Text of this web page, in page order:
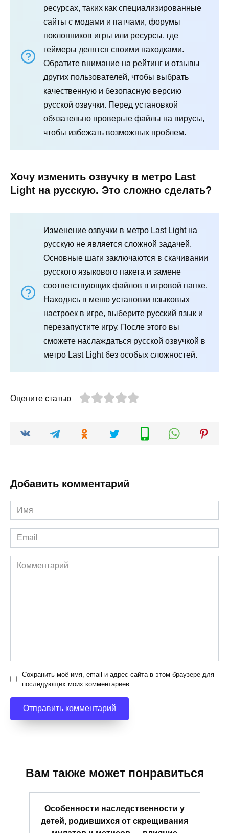
ресурсах, таких как специализированные
сайты с модами и патчами, форумы
поклонников игры или ресурсы, где
геймеры делятся своими находками.
Обратите внимание на рейтинг и отзывы
других пользователей, чтобы выбрать
качественную и безопасную версию
русской озвучки. Перед установкой
обязательно проверьте файлы на вирусы,
чтобы избежать возможных проблем.
Хочу изменить озвучку в метро Last
Light на русскую. Это сложно сделать?
Изменение озвучки в метро Last Light на
русскую не является сложной задачей.
Основные шаги заключаются в скачивании
русского языкового пакета и замене
соответствующих файлов в игровой папке.
Находясь в меню установки языковых
настроек в игре, выберите русский язык и
перезапустите игру. После этого вы
сможете наслаждаться русской озвучкой в
метро Last Light без особых сложностей.
Оцените статью
Добавить комментарий
Имя
*
Email
*
Комментарий
Сохранить моё имя, email и адрес сайта в этом браузере для
последующих моих комментариев.
Вам также может понравиться
Особенности наследственности у
детей, родившихся от скрещивания